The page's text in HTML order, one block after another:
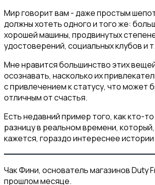
Мир говорит вам - даже простым
должны хотеть одного и того же:
хорошей машины, продвинутых
удостоверений, социальных клубов и
Мне нравится большинство этих
осознавать, насколько их
с привлечением к статусу, что может
отличным от счастья.
Есть недавний пример того, как кто-
разницу в реальном времени,
кажется, гораздо интереснее
Чак Фини, основатель магазинов Duty
прошлом месяце.